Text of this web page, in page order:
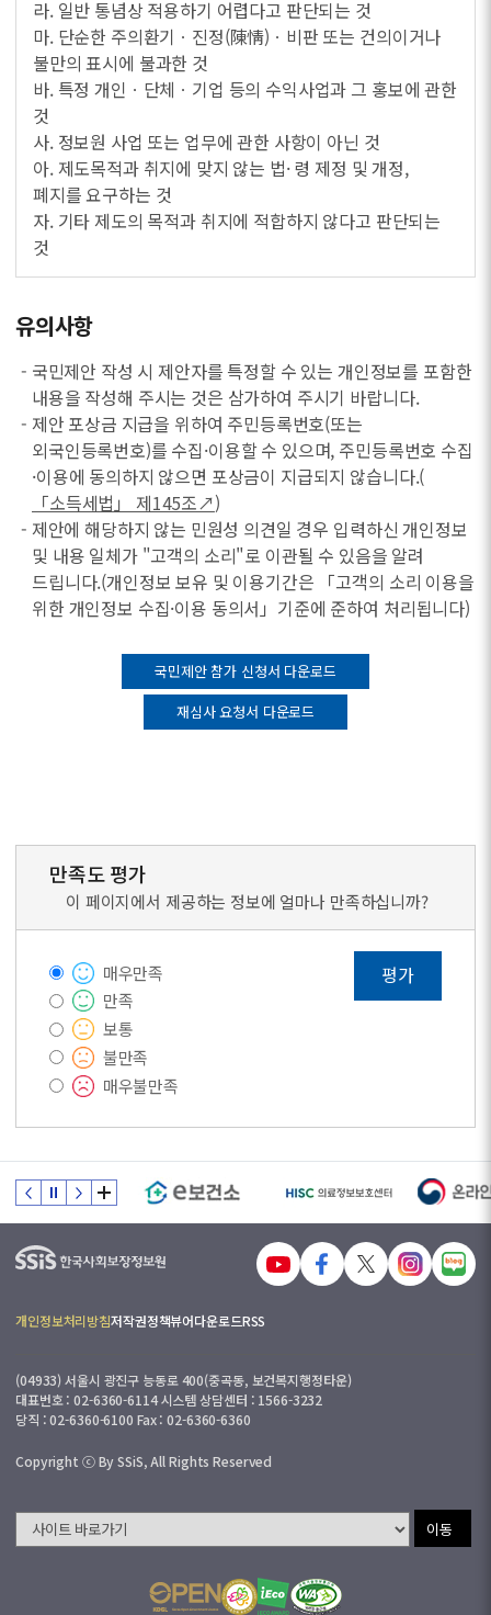
라. 일반 통념상 적용하기 어렵다고 판단되는 것
마. 단순한 주의환기ㆍ진정(陳情)ㆍ비판 또는 건의이거나
불만의 표시에 불과한 것
바. 특정 개인ㆍ단체ㆍ기업 등의 수익사업과 그 홍보에 관한
것
사. 정보원 사업 또는 업무에 관한 사항이 아닌 것
아. 제도목적과 취지에 맞지 않는 법· 령 제정 및 개정,
폐지를 요구하는 것
자. 기타 제도의 목적과 취지에 적합하지 않다고 판단되는
것
유의사항
- 국민제안 작성 시 제안자를 특정할 수 있는 개인정보를 포함한
내용을 작성해 주시는 것은 삼가하여 주시기 바랍니다.
- 제안 포상금 지급을 위하여 주민등록번호(또는
외국인등록번호)를 수집·이용할 수 있으며, 주민등록번호 수집
·이용에 동의하지 않으면 포상금이 지급되지 않습니다.(
「소득세법」 제145조↗)
- 제안에 해당하지 않는 민원성 의견일 경우 입력하신 개인정보
및 내용 일체가 "고객의 소리"로 이관될 수 있음을 알려
드립니다.(개인정보 보유 및 이용기간은 「고객의 소리 이용을
위한 개인정보 수집·이용 동의서」기준에 준하여 처리됩니다)
국민제안 참가 신청서 다운로드
재심사 요청서 다운로드
만족도 평가
이 페이지에서 제공하는 정보에 얼마나 만족하십니까?
매우만족
만족
보통
불만족
매우불만족
평가
개인정보처리방침저작권정책뷰어다운로드RSS
(04933) 서울시 광진구 능동로 400(중곡동, 보건복지행정타운)
대표번호 : 02-6360-6114 시스템 상담센터 : 1566-3232
당직 : 02-6360-6100 Fax : 02-6360-6360
Copyright ⓒ By SSiS, All Rights Reserved
이동